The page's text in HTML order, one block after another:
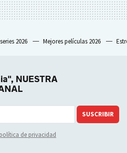
2026 Mejores películas 2026
NUESTRA
SUSCRIBIR
política de privacidad